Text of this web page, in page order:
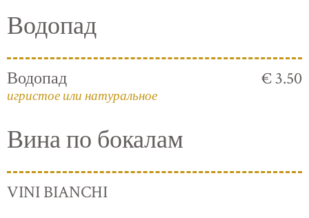
Водопад
Водопад
игристое или натуральное
€ 3.50
Вина по бокалам
VINI BIANCHI